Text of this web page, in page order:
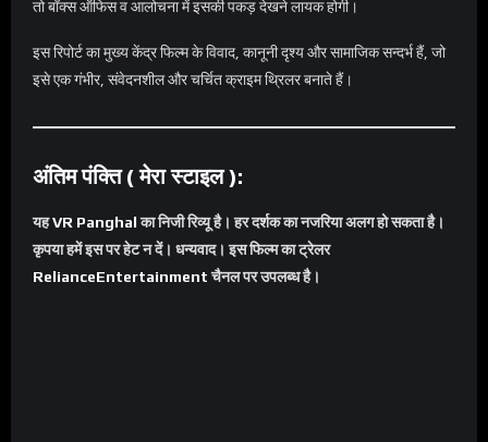
तो बॉक्स ऑफिस व आलोचना में इसकी पकड़ देखने लायक होगी।
इस रिपोर्ट का मुख्य केंद्र फिल्म के विवाद, कानूनी दृश्य और सामाजिक सन्दर्भ हैं, जो
इसे एक गंभीर, संवेदनशील और चर्चित क्राइम थ्रिलर बनाते हैं।
अंतिम पंक्ति ( मेरा स्टाइल ):
यहVR Panghalका निजी रिव्यू है। हर दर्शक का नजरिया अलग हो सकता है।
कृपया हमें इस पर हेट न दें। धन्यवाद। इस फिल्म का ट्रेलर
RelianceEntertainmentचैनल पर उपलब्ध है।